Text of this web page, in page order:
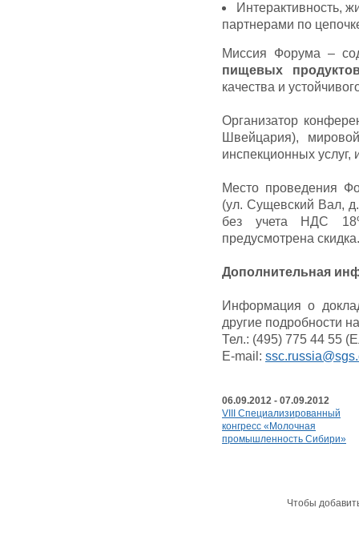
Интерактивность,
партнерами по
Миссия Форума –
пищевых
качества и
Организатор
Швейцария),
инспекционных
Место проведения
(ул. Сущевский Вал,
без учета НДС
предусмотрена скидка.
Дополнительная
Информация о
другие подробности
Тел.: (495) 775 44 55
E-mail:
06.09.2012 - 07.09.2012
VIII Специализированный
конгресс «Молочная
промышленность Сибири»
Чтобы